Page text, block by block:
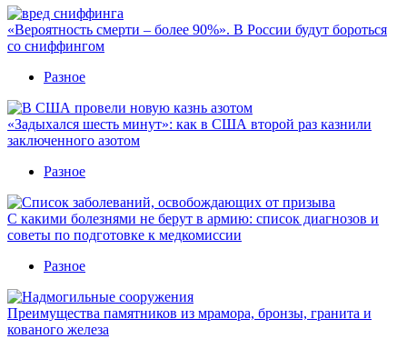
«Вероятность смерти – более 90%». В России будут бороться
со сниффингом
Разное
«Задыхался шесть минут»: как в США второй раз казнили
заключенного азотом
Разное
С какими болезнями не берут в армию: список диагнозов и
советы по подготовке к медкомиссии
Разное
Преимущества памятников из мрамора, бронзы, гранита и
кованого железа